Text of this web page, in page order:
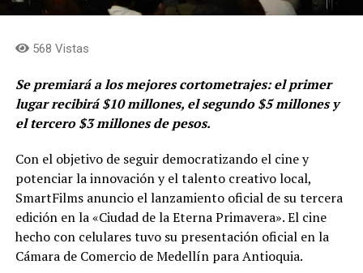
568 Vistas
Se premiará a los mejores cortometrajes: el primer
lugar recibirá $10 millones, el segundo $5 millones y
el tercero $3 millones de pesos.
Con el objetivo de seguir democratizando el cine y
potenciar la innovación y el talento creativo local,
SmartFilms anuncio el lanzamiento oficial de su tercera
edición en la «Ciudad de la Eterna Primavera». El cine
hecho con celulares tuvo su presentación oficial en la
Cámara de Comercio de Medellín para Antioquia.